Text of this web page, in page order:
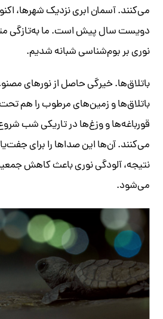
می‌کنند. آسمان ابری نزدیک شهرها،
دویست سال پیش است. ما به‌تازگی
نوری بر بوم‌شناسی شبانه شدیم.
باتلاق‌ها. خیرگی حاصل از نورهای
باتلاق‌ها و زمین‌های مرطوب را هم
قورباغه‌ها و وزغ‌ها در تاریکی شب
می‌کنند. آن‌ها این صداها را برای
نتیجه، آلودگی نوری باعث کاهش
می‌شود.